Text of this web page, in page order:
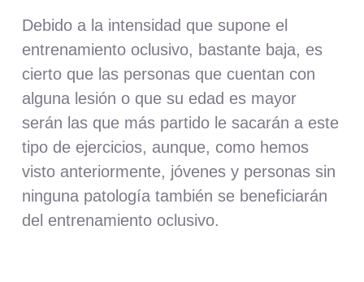
Debido a la intensidad que supone el
entrenamiento oclusivo, bastante baja, es
cierto que las personas que cuentan con
alguna lesión o que su edad es mayor
serán las que más partido le sacarán a este
tipo de ejercicios, aunque, como hemos
visto anteriormente, jóvenes y personas sin
ninguna patología también se beneficiarán
del entrenamiento oclusivo.